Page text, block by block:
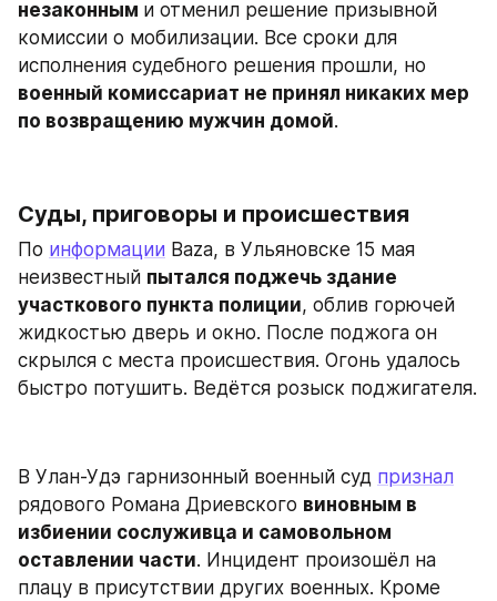
незаконным и отменил решение призывной
комиссии о мобилизации. Все сроки для
военный комиссариат не принял никаких мер
по возвращению мужчин домой.
Суды, приговоры и происшествия
По информации Baza, в Ульяновске 15 мая
неизвестный пытался поджечь здание
участкового пункта полиции, облив горючей
жидкостью дверь и окно. После поджога он
скрылся с места происшествия. Огонь удалось
быстро потушить. Ведётся розыск поджигателя.
В Улан-Удэ гарнизонный военный суд признал
рядового Романа Дриевского виновным в
избиении сослуживца и самовольном
оставлении части. Инцидент произошёл на
плацу в присутствии других военных. Кроме